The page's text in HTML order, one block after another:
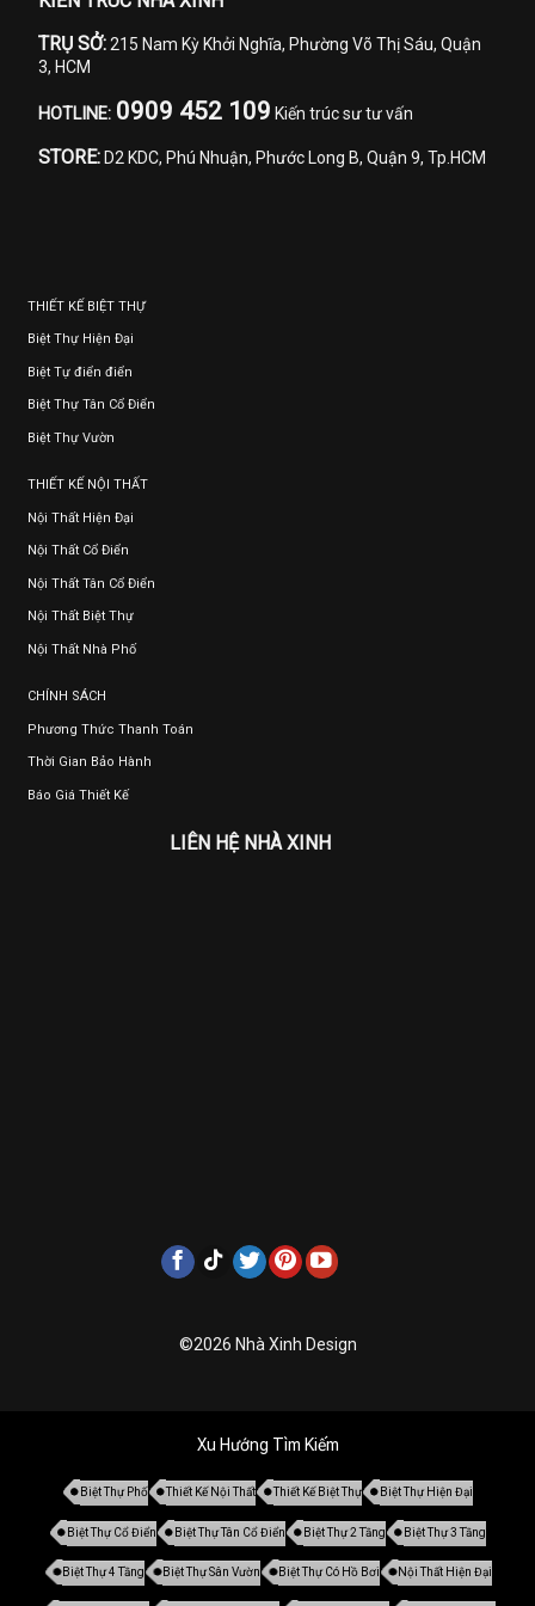
TRỤ SỞ: 215 Nam Kỳ Khởi Nghĩa, Phường Võ Thị Sáu, Quận
3, HCM
HOTLINE: 0909 452 109 Kiến trúc sư tư vấn
STORE: D2 KDC, Phú Nhuận, Phước Long B, Quận 9, Tp.HCM
THIẾT KẾ BIỆT THỰ
Biệt Thự Hiện Đại
Biệt Tự điển điển
Biệt Thự Tân Cổ Điển
Biệt Thự Vườn
THIẾT KẾ NỘI THẤT
Nội Thất Hiện Đại
Nội Thất Cổ Điển
Nội Thất Tân Cổ Điển
Nội Thất Biệt Thự
Nội Thất Nhà Phố
CHÍNH SÁCH
Phương Thức Thanh Toán
Thời Gian Bảo Hành
Báo Giá Thiết Kế
LIÊN HỆ NHÀ XINH
©2026 Nhà Xinh Design
Xu Hướng Tìm Kiếm
Biệt Thự Phố Thiết Kế Nội Thất Thiết Kế Biệt Thự Biệt Thự Hiện Đại
Biệt Thự Cổ Điển Biệt Thự Tân Cổ Điển Biệt Thự 2 Tầng Biệt Thự 3 Tầng
Biệt Thự 4 Tầng Biệt Thự Sân Vườn Biệt Thự Có Hồ Bơi Nội Thất Hiện Đại